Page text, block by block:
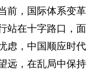
前，国际体系变革
站在十字路口，面
虑，中国顺应时代
远，在乱局中保持